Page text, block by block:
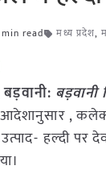
read मध्य प्रदेश,
बड़वानी: बड़वानी
,
हल्दी पर